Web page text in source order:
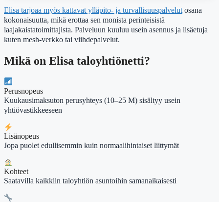
Elisa tarjoaa myös kattavat ylläpito- ja turvallisuuspalvelutosana
kokonaisuutta, mikä erottaa sen monista perinteisistä
laajakaistatoimittajista. Palveluun kuuluu usein asennus ja lisäetuja
kuten mesh-verkko tai viihdepalvelut.
Mikä on Elisa taloyhtiönetti?
Perusnopeus
Kuukausimaksuton perusyhteys (10–25 M) sisältyy usein
yhtiövastikkeeseen
Lisänopeus
Jopa puolet edullisemmin kuin normaalihintaiset liittymät
Kohteet
Saatavilla kaikkiin taloyhtiön asuntoihin samanaikaisesti